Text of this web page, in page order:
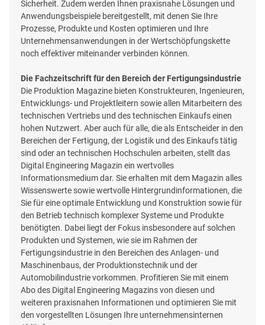
Sicherheit. Zudem werden Ihnen praxisnahe Lösungen und
Anwendungsbeispiele bereitgestellt, mit denen Sie Ihre
Prozesse, Produkte und Kosten optimieren und Ihre
Unternehmensanwendungen in der Wertschöpfungskette
noch effektiver miteinander verbinden können.
Die Fachzeitschrift für den Bereich der Fertigungsindustrie
Die Produktion Magazine bieten Konstrukteuren, Ingenieuren,
Entwicklungs- und Projektleitern sowie allen Mitarbeitern des
technischen Vertriebs und des technischen Einkaufs einen
hohen Nutzwert. Aber auch für alle, die als Entscheider in den
Bereichen der Fertigung, der Logistik und des Einkaufs tätig
sind oder an technischen Hochschulen arbeiten, stellt das
Digital Engineering Magazin ein wertvolles
Informationsmedium dar. Sie erhalten mit dem Magazin alles
Wissenswerte sowie wertvolle Hintergrundinformationen, die
Sie für eine optimale Entwicklung und Konstruktion sowie für
den Betrieb technisch komplexer Systeme und Produkte
benötigten. Dabei liegt der Fokus insbesondere auf solchen
Produkten und Systemen, wie sie im Rahmen der
Fertigungsindustrie in den Bereichen des Anlagen- und
Maschinenbaus, der Produktionstechnik und der
Automobilindustrie vorkommen. Profitieren Sie mit einem
Abo des Digital Engineering Magazins von diesen und
weiteren praxisnahen Informationen und optimieren Sie mit
den vorgestellten Lösungen Ihre unternehmensinternen